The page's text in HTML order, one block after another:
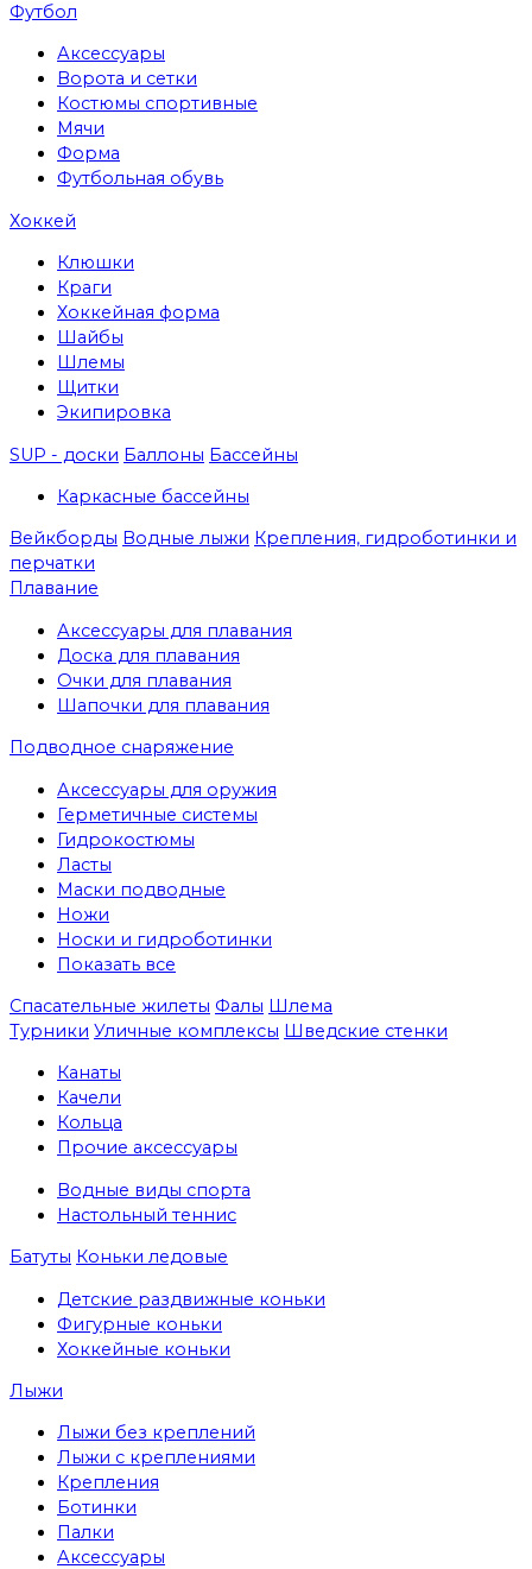
Футбол
Аксессуары
Ворота и сетки
Костюмы спортивные
Мячи
Форма
Футбольная обувь
Хоккей
Клюшки
Краги
Хоккейная форма
Шайбы
Шлемы
Щитки
Экипировка
SUP - доски Баллоны Бассейны
Каркасные бассейны
Вейкборды Водные лыжи Крепления, гидроботинки и
перчатки
Плавание
Аксессуары для плавания
Доска для плавания
Очки для плавания
Шапочки для плавания
Подводное снаряжение
Аксессуары для оружия
Герметичные системы
Гидрокостюмы
Ласты
Маски подводные
Ножи
Носки и гидроботинки
Показать все
Спасательные жилеты Фалы Шлема
Турники Уличные комплексы Шведские стенки
Канаты
Качели
Кольца
Прочие аксессуары
Водные виды спорта
Настольный теннис
Батуты Коньки ледовые
Детские раздвижные коньки
Фигурные коньки
Хоккейные коньки
Лыжи
Лыжи без креплений
Лыжи с креплениями
Крепления
Ботинки
Палки
Аксессуары